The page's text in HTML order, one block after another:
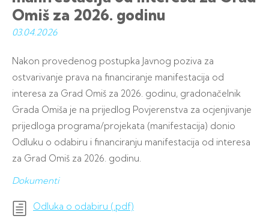
Omiš za 2026. godinu
03.04.2026
Nakon provedenog postupka Javnog poziva za
ostvarivanje prava na financiranje manifestacija od
interesa za Grad Omiš za 2026. godinu, gradonačelnik
Grada Omiša je na prijedlog Povjerenstva za ocjenjivanje
prijedloga programa/projekata (manifestacija) donio
Odluku o odabiru i financiranju manifestacija od interesa
za Grad Omiš za 2026. godinu.
Dokumenti
Odluka o odabiru (.pdf)